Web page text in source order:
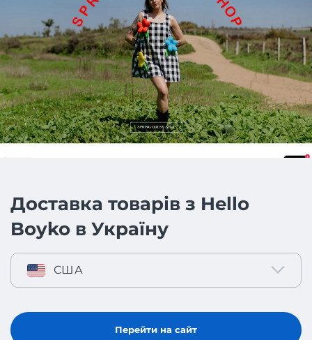
Доставка товарів з Hello
Boyko в Україну
США
Перейти на сайт